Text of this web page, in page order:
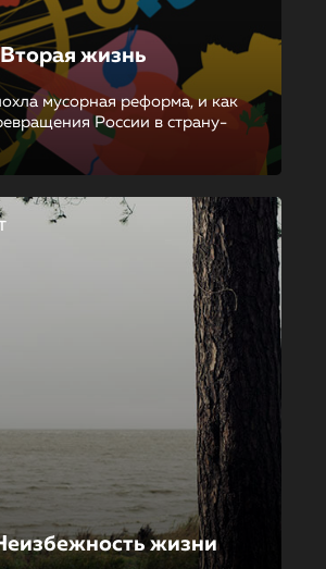
жизнь
мусорная реформа, и как
России в страну-
жизни